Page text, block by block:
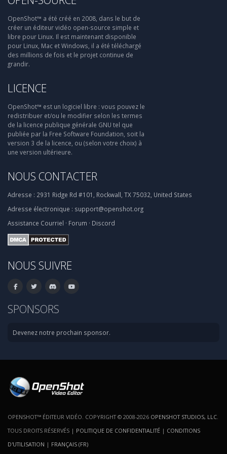
OpenShot™ a été créé en 2008, dans le but de
créer un éditeur vidéo open-source simple et
libre pour Linux. Il est maintenant disponible
pour Linux, Mac et Windows, il a été téléchargé
des millions de fois et le projet continue de
grandir.
LICENCE
OpenShot™ est un logiciel libre : vous pouvez le
redistribuer et/ou le modifier selon les termes
de la licence publique générale GNU tel que
publiée par la Free Software Foundation, soit la
version 3 de la licence, ou (selon votre choix) à
une version ultérieure.
NOUS CONTACTER
Adresse : 2931 Ridge Rd #101, Rockwall, TX 75032, United States
Adresse électronique : support@openshot.org
Assistance Courriel · Forum · Discord
NOUS SUIVRE
SPONSORS
Devenez notre prochain sponsor.
OPENSHOT™ ÉDITEUR VIDÉO. COPYRIGHT © 2008-2026 OPENSHOT STUDIOS, LLC
TOUS DROITS RÉSERVÉS | POLITIQUE DE CONFIDENTIALITÉ | CONDITIONS
D'UTILISATION | FRANÇAIS (FR)